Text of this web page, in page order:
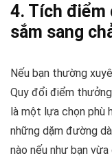
4. Tích điểm
sắm sang
Nếu bạn thường
Quy đổi điểm
là một lựa chọn phù
những dặm đường
nào nếu như bạn